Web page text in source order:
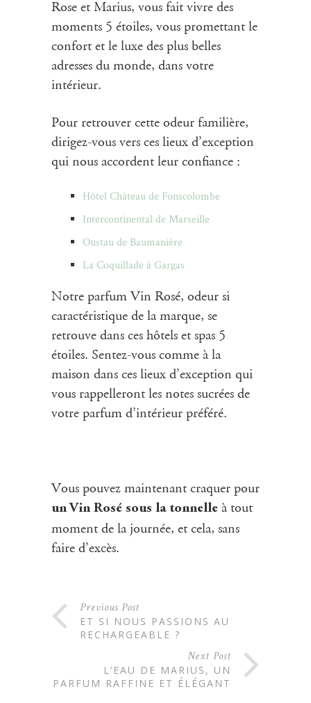
Rose et Marius, vous fait vivre des
moments 5 étoiles, vous promettant le
confort et le luxe des plus belles
adresses du monde, dans votre
intérieur.
Pour retrouver cette odeur familière,
dirigez-vous vers ces lieux d’exception
qui nous accordent leur confiance :
Hôtel Château de Fonscolombe
Intercontinental de Marseille
Oustau de Baumanière
La Coquillade à Gargas
Notre parfum Vin Rosé, odeur si
caractéristique de la marque, se
retrouve dans ces hôtels et spas 5
étoiles. Sentez-vous comme à la
maison dans ces lieux d’exception qui
vous rappelleront les notes sucrées de
votre parfum d’intérieur préféré.
Vous pouvez maintenant craquer pour
un Vin Rosé sous la tonnelle à tout
moment de la journée, et cela, sans
faire d’excès.
Previous Post
ET SI NOUS PASSIONS AU
RECHARGEABLE ?
Next Post
L’EAU DE MARIUS, UN
PARFUM RAFFINE ET ÉLÉGANT